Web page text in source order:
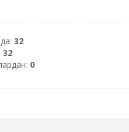
32
32
0